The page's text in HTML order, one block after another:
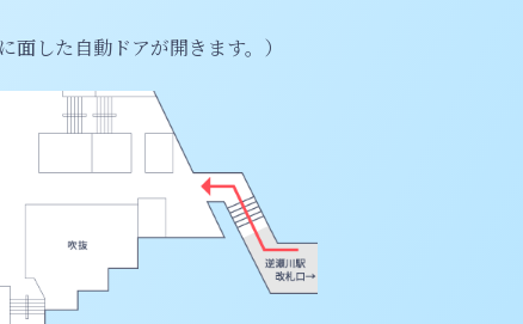
面した自動ドアが開きます。）